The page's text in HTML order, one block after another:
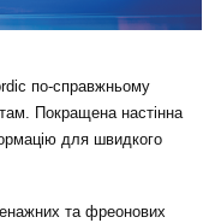
по-справжньому
Покращена настінна
для швидкого
та фреонових